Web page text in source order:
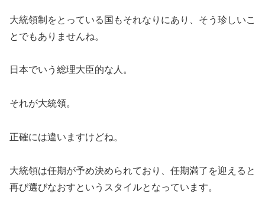
大統領制をとっている国もそれなりにあり、そう珍しいこ
とでもありませんね。
日本でいう総理大臣的な人。
それが大統領。
正確には違いますけどね。
大統領は任期が予め決められており、任期満了を迎えると
再び選びなおすというスタイルとなっています。